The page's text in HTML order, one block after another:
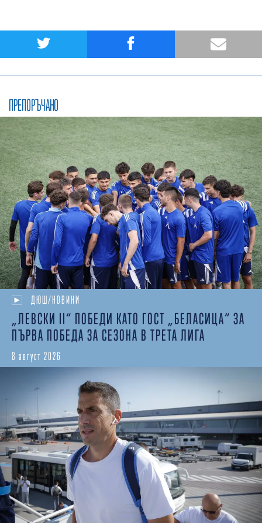
ПРЕПОРЪЧАНО
ДЮШ/НОВИНИ
„ЛЕВСКИ II“ ПОБЕДИ КАТО ГОСТ „БЕЛАСИЦА“ ЗА
ПЪРВА ПОБЕДА ЗА СЕЗОНА В ТРЕТА ЛИГА
8 август 2026